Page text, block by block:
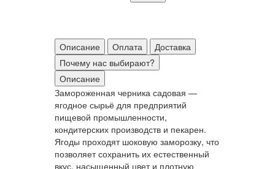
Описание Оплата
Доставка
Почему нас выбирают?
Описание
Замороженная черника садовая —
ягодное сырьё для предприятий
пищевой промышленности,
кондитерских производств и пекарен.
Ягоды проходят шоковую заморозку, что
позволяет сохранить их естественный
вкус, насыщенный цвет и плотную